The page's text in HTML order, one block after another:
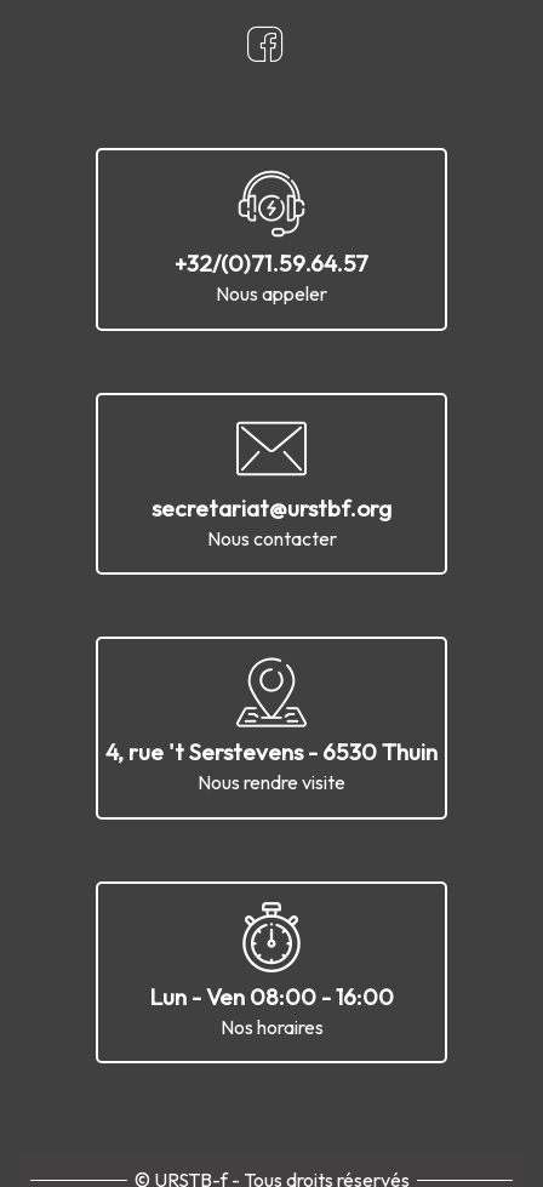
+32/(0)71.59.64.57
Nous appeler
secretariat@urstbf.org
Nous contacter
4, rue 't Serstevens - 6530 Thuin
Nous rendre visite
Lun - Ven 08:00 - 16:00
Nos horaires
© URSTB-f - Tous droits réservés